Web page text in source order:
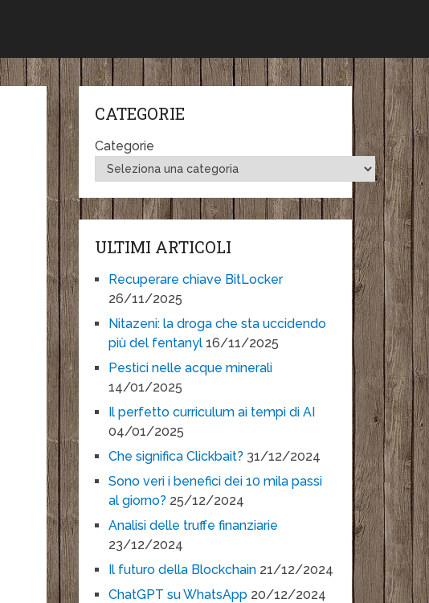
CATEGORIE
Categorie
ULTIMI ARTICOLI
Recuperare chiave BitLocker
26/11/2025
Nitazeni: la droga che sta uccidendo
più del fentanyl 16/11/2025
Pestici nelle acque minerali
14/01/2025
Il perfetto curriculum ai tempi di AI
04/01/2025
Che significa Clickbait? 31/12/2024
Sono veri i benefici dei 10 mila passi
al giorno? 25/12/2024
Analisi delle truffe finanziarie
23/12/2024
Il futuro della Blockchain 21/12/2024
ChatGPT su WhatsApp 20/12/2024